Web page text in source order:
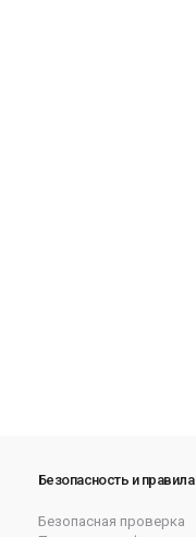
Безопасность и правила
Безопасная проверка